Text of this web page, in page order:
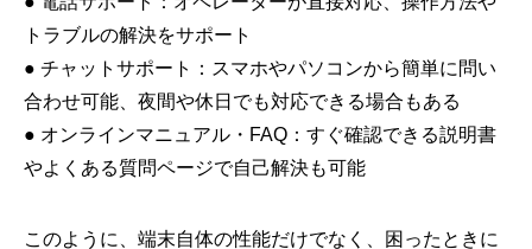
トラブルの解決をサポート
● チャットサポート：スマホやパソコンから簡単に問い
合わせ可能、夜間や休日でも対応できる場合もある
● オンラインマニュアル・FAQ：すぐ確認できる説明書
やよくある質問ページで自己解決も可能
このように、端末自体の性能だけでなく、困ったときに